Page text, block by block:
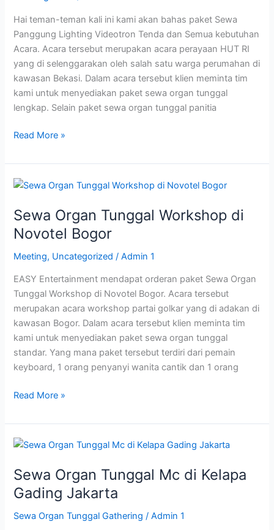
Hai teman-teman kali ini kami akan bahas paket Sewa
Panggung Lighting Videotron Tenda dan Semua kebutuhan
Acara. Acara tersebut merupakan acara perayaan HUT RI
yang di selenggarakan oleh salah satu warga perumahan di
kawasan Bekasi. Dalam acara tersebut klien meminta tim
kami untuk menyediakan paket sewa organ tunggal
lengkap. Selain paket sewa organ tunggal panitia
Read More »
Sewa Organ Tunggal Workshop di
Novotel Bogor
Meeting, Uncategorized /Admin 1
EASY Entertainment mendapat orderan paket Sewa Organ
Tunggal Workshop di Novotel Bogor. Acara tersebut
merupakan acara workshop partai golkar yang di adakan di
kawasan Bogor. Dalam acara tersebut klien meminta tim
kami untuk menyediakan paket sewa organ tunggal
standar. Yang mana paket tersebut terdiri dari pemain
keyboard, 1 orang penyanyi wanita cantik dan 1 orang
Sewa
Tunggal
Workshop
Novotel
Read More »
Sewa Organ Tunggal Mc di Kelapa
Gading Jakarta
Sewa Organ Tunggal Gathering /Admin 1
Sewa
Tunggal
Mc
Kelapa